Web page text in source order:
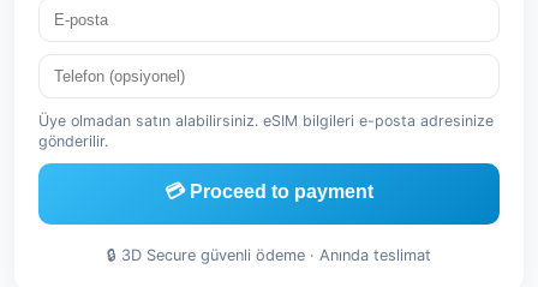
Üye olmadan satın alabilirsiniz. eSIM bilgileri e-posta adresinize
gönderilir.
💳 Proceed to payment
🔒 3D Secure güvenli ödeme · Anında teslimat